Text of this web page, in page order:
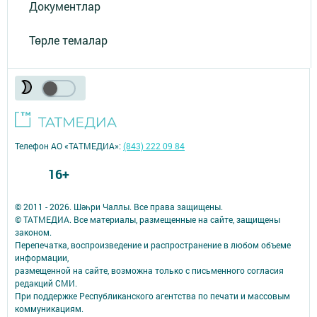
Документлар
Төрле темалар
© 2011 - 2026. Шәһри Чаллы. Все права защищены.
© ТАТМЕДИА. Все материалы, размещенные на сайте, защищены
законом.
Перепечатка, воспроизведение и распространение в любом объеме
информации,
размещенной на сайте, возможна только с письменного согласия
редакций СМИ.
При поддержке Республиканского агентства по печати и массовым
коммуникациям.
Телефон АО «ТАТМЕДИА»:(843) 222 09 84
16+